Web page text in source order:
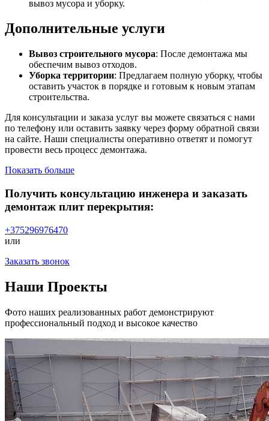
вывоз мусора и уборку.
Дополнительные услуги
Вывоз строительного мусора: После демонтажа мы
обеспечим вывоз отходов.
Уборка территории: Предлагаем полную уборку, чтобы
оставить участок в порядке и готовым к новым этапам
строительства.
Для консультации и заказа услуг вы можете связаться с нами
по телефону или оставить заявку через форму обратной связи
на сайте. Наши специалисты оперативно ответят и помогут
провести весь процесс демонтажа.
Показать больше
Получить консультацию инженера и заказать
демонтаж плит перекрытия:
+375296976470
или
Заказать звонок
Наши Проекты
Фото наших реализованных работ демонстрируют
профессиональный подход и высокое качество